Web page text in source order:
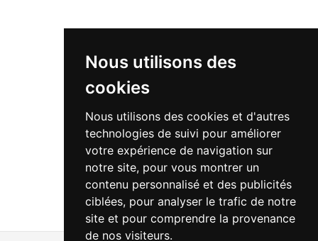
Nous utilisons des
cookies
Nous utilisons des cookies et d'autres
technologies de suivi pour améliorer
votre expérience de navigation sur
notre site, pour vous montrer un
contenu personnalisé et des publicités
ciblées, pour analyser le trafic de notre
site et pour comprendre la provenance
de nos visiteurs.